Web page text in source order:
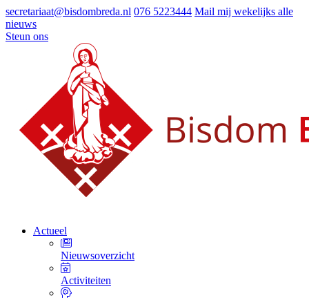
secretariaat@bisdombreda.nl 076 5223444 Mail mij wekelijks alle
nieuws
Steun ons
Actueel
Nieuwsoverzicht
Activiteiten